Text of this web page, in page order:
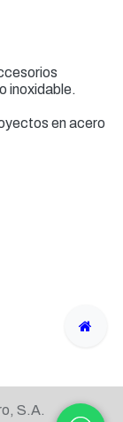
inoxidable.
en acero
S.A.